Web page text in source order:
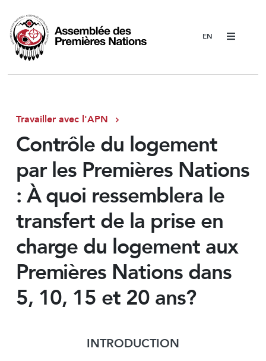
Menu
Travailler avec l'APN
Contrôle du logement
par les Premières Nations
: À quoi ressemblera le
transfert de la prise en
charge du logement aux
Premières Nations dans
5, 10, 15 et 20 ans?
INTRODUCTION